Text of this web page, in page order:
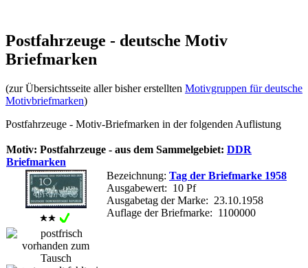
Postfahrzeuge - deutsche Motiv
Briefmarken
(zur Übersichtsseite aller bisher erstellten Motivgruppen für deutsche
Motivbriefmarken)
Postfahrzeuge - Motiv-Briefmarken in der folgenden Auflistung
Motiv: Postfahrzeuge - aus dem Sammelgebiet: DDR
Briefmarken
Bezeichnung: Tag der Briefmarke 1958
Ausgabewert: 10 Pf
Ausgabetag der Marke: 23.10.1958
Auflage der Briefmarke: 1100000